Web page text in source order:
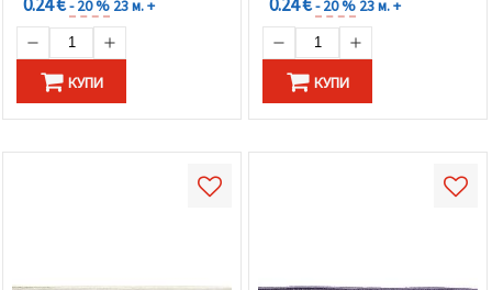
- 20 % 23 м. +
КУПИ
- 20 % 23 м. +
КУПИ